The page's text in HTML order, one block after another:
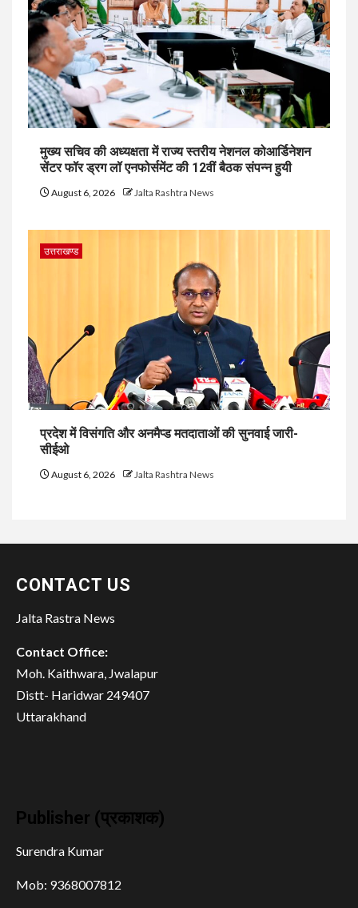
मुख्य सचिव की अध्यक्षता में राज्य स्तरीय नेशनल कोआर्डिनेशन
सेंटर फॉर ड्रग लॉ एनफोर्समेंट की 12वीं बैठक संपन्न हुयी
August 6, 2026 Jalta Rashtra News
उत्तराखण्ड
प्रदेश में विसंगति और अनमैप्ड मतदाताओं की सुनवाई जारी-
सीईओ
August 6, 2026 Jalta Rashtra News
CONTACT US
Jalta Rastra News
Contact Office:
Moh. Kaithwara, Jwalapur
Distt- Haridwar 249407
Uttarakhand
Publisher (प्रकाशक)
Surendra Kumar
Mob: 9368007812